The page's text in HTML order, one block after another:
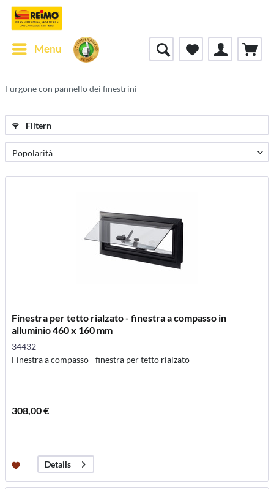
Menu
Furgone con pannello dei finestrini
Filtern
Finestra per tetto rialzato - finestra a compasso in
alluminio 460 x 160 mm
34432
Finestra a compasso - finestra per tetto rialzato
308,00 €
Details